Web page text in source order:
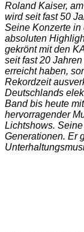
Roland Kaiser,
wird seit fast 50
Seine Konzerte
absoluten
gekrönt mit den
seit fast 20
erreicht haben,
Rekordzeit
Deutschlands
Band bis heute
hervorragender
Lichtshows.
Generationen. Er